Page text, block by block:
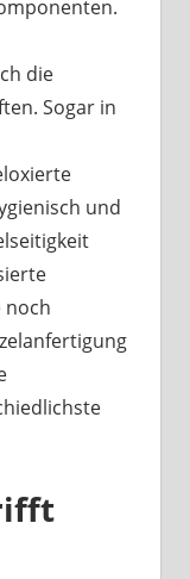
die
Sogar in
und
noch